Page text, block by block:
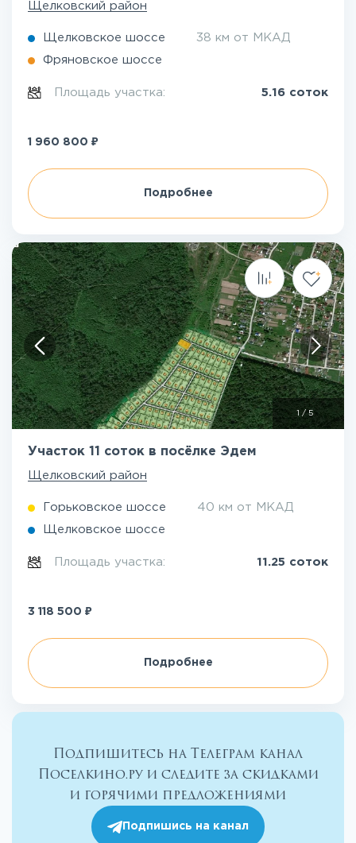
Щелковский район
Щелковское шоссе 38 км от МКАД
Фряновское шоссе
Площадь участка: 5.16 соток
1 960 800 ₽
Подробнее
1 / 5
Участок 11 соток в посёлке Эдем
Щелковский район
Горьковское шоссе 40 км от МКАД
Щелковское шоссе
Площадь участка: 11.25 соток
3 118 500 ₽
Подробнее
Подпишитесь на Телеграм канал
Поселкино.ру и следите за скидками
и горячими предложениями
Подпишись на канал